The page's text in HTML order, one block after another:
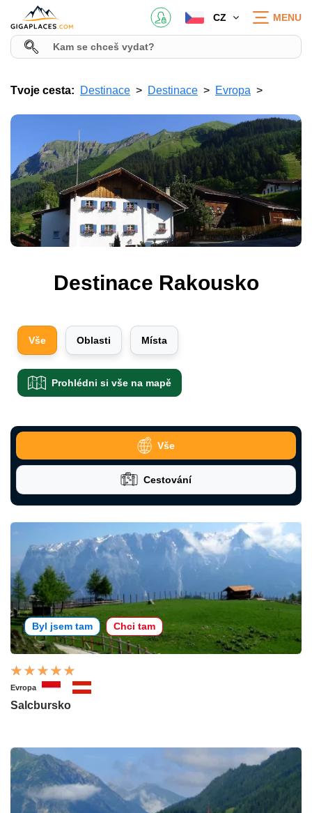
CZ MENU
Tvoje cesta: Destinace Destinace Evropa
Destinace Rakousko
Vše Oblasti Místa
Prohlédni si vše na mapě
Vše
Cestování
Byl jsem tam Chci tam
Evropa
Salcbursko